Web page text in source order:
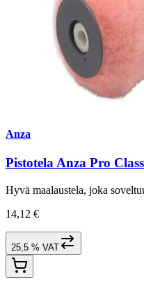
Anza
Pistotela Anza Pro
Hyvä maalaustela, joka
14,12 €
25,5 % VAT